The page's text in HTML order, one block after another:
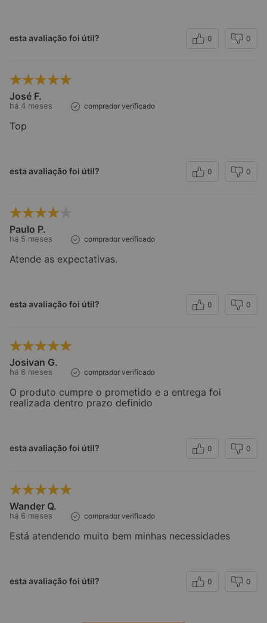
esta avaliação foi útil? 0 0
José F.
há 4 meses comprador verificado
Top
esta avaliação foi útil? 0 0
Paulo P.
há 5 meses comprador verificado
Atende as expectativas.
esta avaliação foi útil? 0 0
Josivan G.
há 6 meses comprador verificado
O produto cumpre o prometido e a entrega foi
realizada dentro prazo definido
esta avaliação foi útil? 0 0
Wander Q.
há 6 meses comprador verificado
Está atendendo muito bem minhas necessidades
esta avaliação foi útil? 0 0